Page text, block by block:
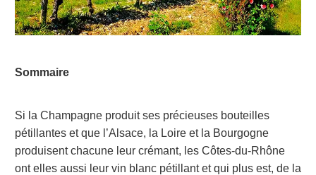
Sommaire
Si la Champagne produit ses précieuses bouteilles
pétillantes et que l’Alsace, la Loire et la Bourgogne
produisent chacune leur crémant, les Côtes-du-Rhône
ont elles aussi leur vin blanc pétillant et qui plus est, de la